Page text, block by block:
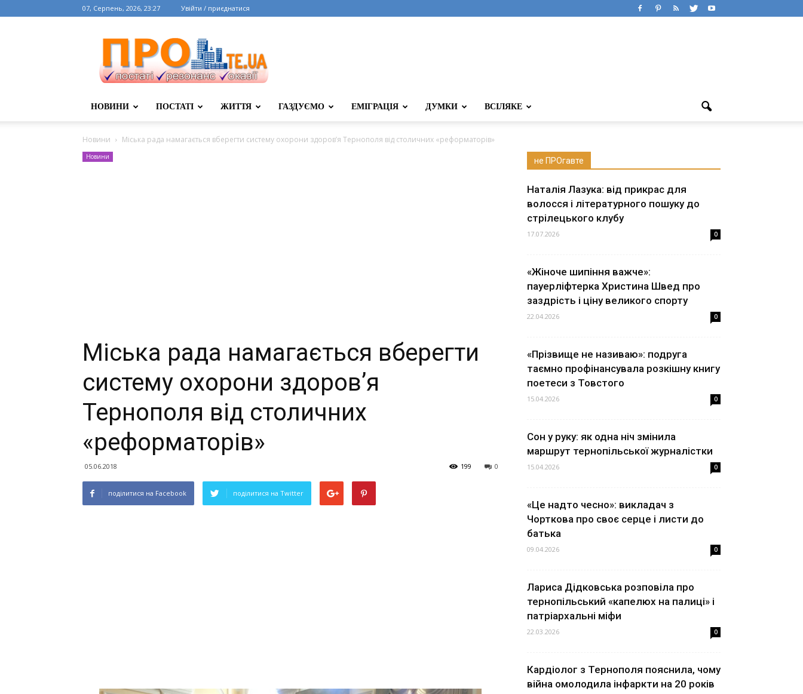
07, Серпень, 2026, 23:27 Увійти / приєднатися
НОВИНИ ПОСТАТІ ЖИТТЯ ГАЗДУЄМО ЕМІГРАЦІЯ ДУМКИ ВСІЛЯКЕ
Новини Міська рада намагається вберегти систему охорони здоров’я Тернополя від столичних «реформаторів»
Новини
Міська рада намагається вберегти
систему охорони здоров’я
Тернополя від столичних
«реформаторів»
05.06.2018 0
199
поділитися на Facebook поділитися на Twitter
не ПРОгавте
Наталія Лазука: від прикрас для
волосся і літературного пошуку до
стрілецького клубу
17.07.2026 0
«Жіноче шипіння важче»:
пауерліфтерка Христина Швед про
заздрість і ціну великого спорту
22.04.2026 0
«Прізвище не називаю»: подруга
таємно профінансувала розкішну книгу
поетеси з Товстого
15.04.2026 0
Сон у руку: як одна ніч змінила
маршрут тернопільської журналістки
15.04.2026 0
«Це надто чесно»: викладач з
Чорткова про своє серце і листи до
батька
09.04.2026 0
Лариса Дідковська розповіла про
тернопільський «капелюх на палиці» і
патріархальні міфи
22.03.2026 0
Кардіолог з Тернополя пояснила, чому
війна омолодила інфаркти на 20 років